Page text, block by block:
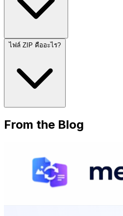
ไฟล์ ZIP คืออะไร?
From the Blog